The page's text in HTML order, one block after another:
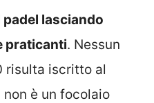
lasciando
praticanti. Nessun
risulta iscritto al
non è un focolaio